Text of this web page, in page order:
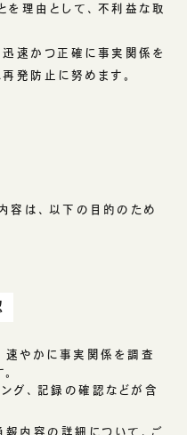
を理由として、不利益な取
速かつ正確に事実関係を
発防止に努めます。
容は、以下の目的のため
やかに事実関係を調査
グ、記録の確認などが含
内容の詳細について、ご